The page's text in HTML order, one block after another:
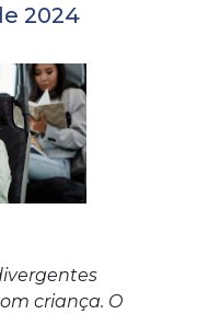
2024
criança. O